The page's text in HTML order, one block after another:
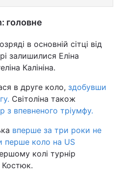
головне
в основній сітці від
залишилися Еліна
Калініна.
в друге коло, здобувши
Світоліна також
з впевненого тріумфу.
вперше за три роки не
перше коло на US
колі турнір